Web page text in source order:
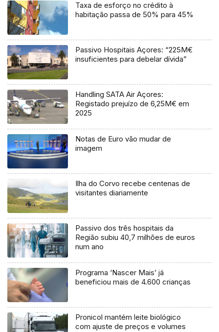
Taxa de esforço no crédito à
habitação passa de 50% para 45%
Passivo Hospitais Açores: “225M€
insuficientes para debelar dívida”
Handling SATA Air Açores:
Registado prejuízo de 6,25M€ em
2025
Notas de Euro vão mudar de
imagem
Ilha do Corvo recebe centenas de
visitantes diariamente
Passivo dos três hospitais da
Região subiu 40,7 milhões de euros
num ano
Programa ‘Nascer Mais’ já
beneficiou mais de 4.600 crianças
Pronicol mantém leite biológico
com ajuste de preços e volumes